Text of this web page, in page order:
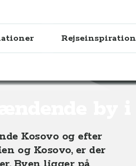
Rejseinspiration
Kosovo og efter
og Kosovo, er der